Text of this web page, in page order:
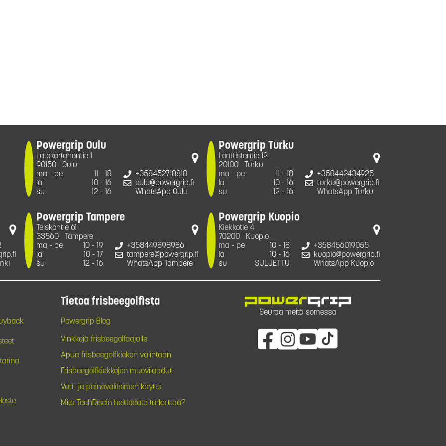
Powergrip Oulu
Latokartanontie 1
90150
Oulu
ma - pe
11 - 18
la
10 - 16
su
12 - 16
+358452718818
oulu@powergrip.fi
WhatsApp Oulu
Powergrip Turku
Lonttistentie 12
20100
Turku
ma - pe
11 - 18
la
10 - 16
su
12 - 16
+358442434925
turku@powergrip.fi
WhatsApp Turku
Powergrip Tampere
Teiskontie 61
33560
Tampere
ma - pe
10 - 19
la
10 - 17
su
12 - 16
+358449898986
tampere@powergrip.fi
WhatsApp Tampere
Powergrip Kuopio
Kiekkotie 4
70200
Kuopio
ma - pe
10 - 18
la
10 - 16
su
SULJETTU
+358456019055
kuopio@powergrip.fi
WhatsApp Kuopio
Tietoa frisbeegolfista
Powergrip Blog
Vinkkejä frisbeegolfaajalle
Apua frisbeegolfkiekon valintaan
Frisbeegolfkiekkojen muovilaadut
Väri- ja painovalitsimen käyttö
Mitä TechDiscin heittodata tarkoittaa?
Seuraa meitä somessa